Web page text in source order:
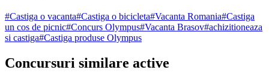
#Castiga o vacanta#Castiga o bicicleta#Vacanta Romania#Castiga
un cos de picnic#Concurs Olympus#Vacanta Brasov#achizitioneaza
si castiga#Castiga produse Olympus
Concursuri similare active